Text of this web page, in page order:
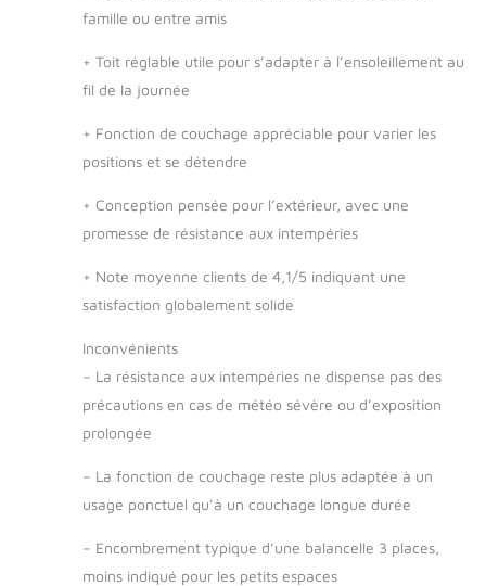
famille ou entre amis
+ Toit réglable utile pour s’adapter à l’ensoleillement au
fil de la journée
+ Fonction de couchage appréciable pour varier les
positions et se détendre
+ Conception pensée pour l’extérieur, avec une
promesse de résistance aux intempéries
+ Note moyenne clients de 4,1/5 indiquant une
satisfaction globalement solide
Inconvénients
– La résistance aux intempéries ne dispense pas des
précautions en cas de météo sévère ou d’exposition
prolongée
– La fonction de couchage reste plus adaptée à un
usage ponctuel qu’à un couchage longue durée
– Encombrement typique d’une balancelle 3 places,
moins indiqué pour les petits espaces